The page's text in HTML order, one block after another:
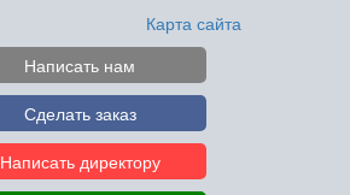
Карта сайта
Написать нам
Сделать заказ
Написать директору